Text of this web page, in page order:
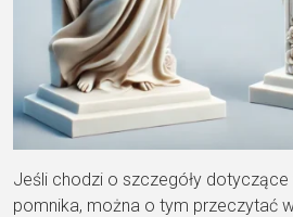
Jeśli chodzi o szczegóły
pomnika, można o tym przeczytać